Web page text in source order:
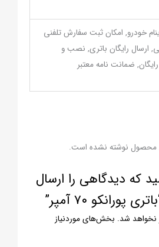
خودرو, امکان ثبت سفارش تلفنی
ارسال رایگان باتری, نصب و
ضمانت نامه معتبر
محصول نوشته نشده است.
که دیدگاهی را ارسال
۷۰ آمپر”
نخواهد شد. بخش‌های موردنیاز